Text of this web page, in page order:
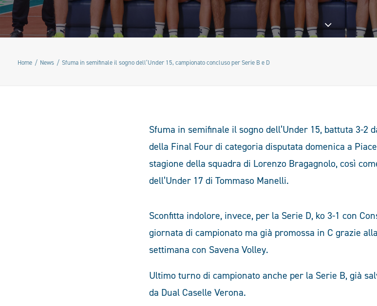
Home News Sfuma in semifinale il sogno dell’Under 15, campionato concluso per Serie B e D
Sfuma in semifinale il sogno dell’Under 15, battuta 3-2
della Final Four di categoria disputata domenica a
stagione della squadra di Lorenzo Bragagnolo, così
dell’Under 17 di Tommaso Manelli.
Sconfitta indolore, invece, per la Serie D, ko 3-1 con
giornata di campionato ma già promossa in C grazie
settimana con Savena Volley.
Ultimo turno di campionato anche per la Serie B, già
da Dual Caselle Verona.